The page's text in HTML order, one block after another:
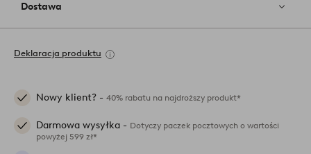
Dostawa
Deklaracja produktu
Nowy klient? - 40% rabatu na najdroższy produkt*
Darmowa wysyłka - Dotyczy paczek pocztowych o wartości
powyżej 599 zł*